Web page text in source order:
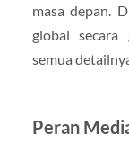
masa depan.
global secara
semua
Peran